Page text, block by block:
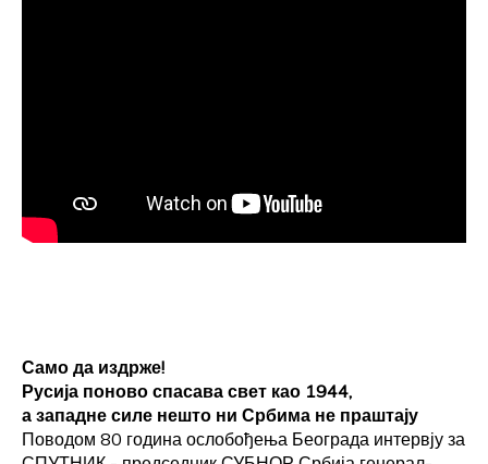
Само да издрже!
Русија поново спасава свет као 1944,
а западне силе нешто ни Србима не праштају
Поводом 80 година ослобођења Београда интервју за